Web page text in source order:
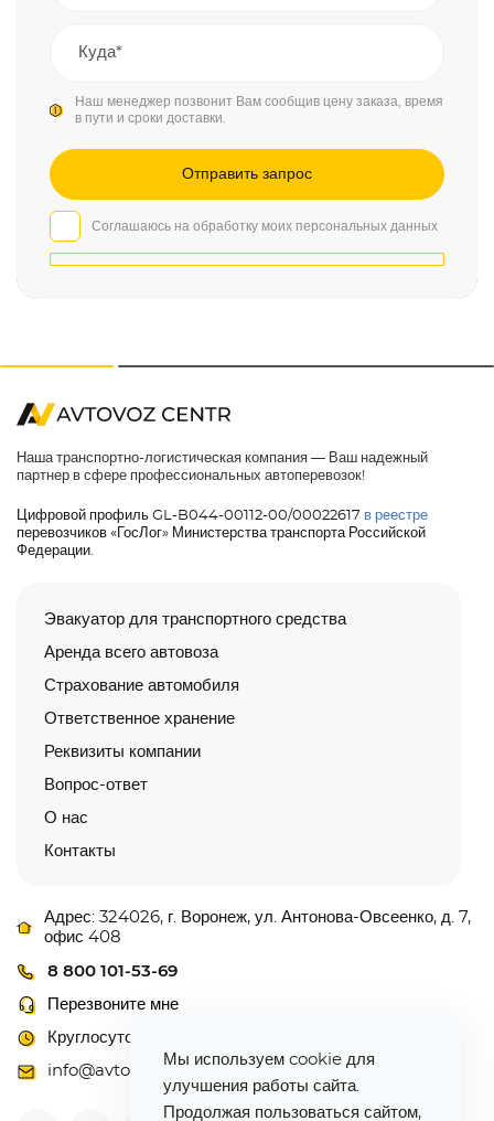
Наш менеджер позвонит Вам сообщив цену заказа, время
в пути и сроки доставки.
Соглашаюсь на обработку моих персональных данных
Наша транспортно-логистическая компания — Ваш надежный
партнер в сфере профессиональных автоперевозок!
Цифровой профиль GL-B044-00112-00/00022617 в реестре
перевозчиков «ГосЛог» Министерства транспорта Российской
Федерации.
Эвакуатор для транспортного средства
Аренда всего автовоза
Страхование автомобиля
Ответственное хранение
Реквизиты компании
Вопрос-ответ
О нас
Контакты
Адрес: 324026, г. Воронеж, ул. Антонова-Овсеенко, д. 7,
офис 408
8 800 101-53-69
Перезвоните мне
Круглосуточно
info@avtovoz-centr.ru
Мы используем cookie для
улучшения работы сайта.
Продолжая пользоваться сайтом,